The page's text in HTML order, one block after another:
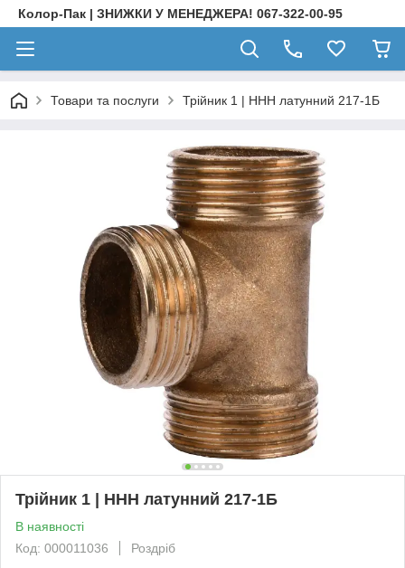
Колор-Пак | ЗНИЖКИ У МЕНЕДЖЕРА! 067-322-00-95
Товари та послуги Трійник 1 | ННН латунний 217-1Б
Трійник 1 | ННН латунний 217-1Б
В наявності
Код: 000011036
Роздріб